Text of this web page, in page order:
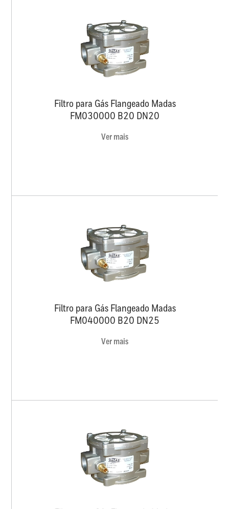
Filtro para Gás Flangeado Madas
FM030000 B20 DN20
Ver mais
Filtro para Gás Flangeado Madas
FM040000 B20 DN25
Ver mais